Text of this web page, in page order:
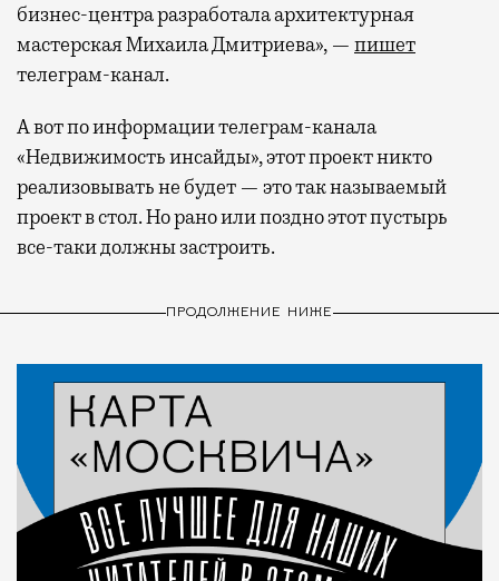
бизнес-центра разработала архитектурная
мастерская Михаила Дмитриева», — пишет
телеграм-канал.
А вот по информации телеграм-канала
«Недвижимость инсайды», этот проект никто
реализовывать не будет — это так называемый
проект в стол. Но рано или поздно этот пустырь
все-таки должны застроить.
ПРОДОЛЖЕНИЕ НИЖЕ